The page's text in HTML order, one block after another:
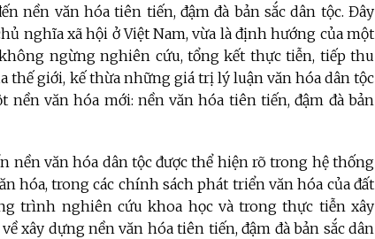
nền văn hóa tiên tiến, đậm đà bản sắc dân tộc. Đây
nghĩa xã hội ở Việt Nam, vừa là định hướng của một
ngừng nghiên cứu, tổng kết thực tiễn, tiếp thu
thế giới, kế thừa những giá trị lý luận văn hóa dân tộc
văn hóa mới: nền văn hóa tiên tiến, đậm đà bản
nền văn hóa dân tộc được thể hiện rõ trong hệ thống
hóa, trong các chính sách phát triển văn hóa của đất
trình nghiên cứu khoa học và trong thực tiễn xây
xây dựng nền văn hóa tiên tiến, đậm đà bản sắc dân